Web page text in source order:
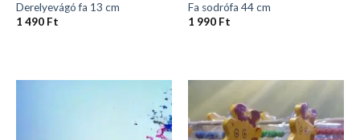
Derelyevágó fa 13 cm
1 490 Ft
Fa sodrófa 44 cm
1 990 Ft